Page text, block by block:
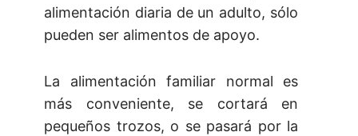
alimentación diaria de un adulto, sólo
pueden ser alimentos de apoyo.
La alimentación familiar normal es
más conveniente, se cortará en
pequeños trozos, o se pasará por la